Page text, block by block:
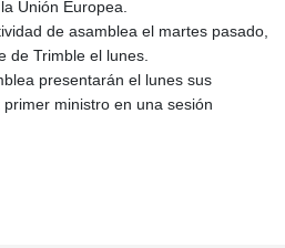
Unión Europea.
de asamblea el martes pasado,
de Trimble el lunes.
presentarán el lunes sus
ministro en una sesión